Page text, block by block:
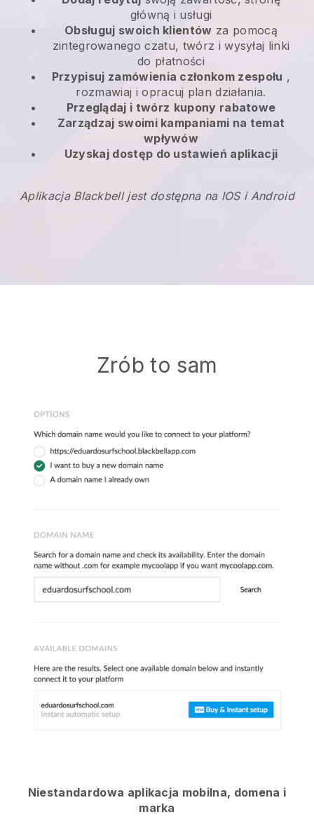
główną i usługi
Obsługuj swoich klientów za pomocą
zintegrowanego czatu, twórz i wysyłaj linki
do płatności
Przypisuj zamówienia członkom zespołu ,
rozmawiaj i opracuj plan działania.
Przeglądaj i twórz kupony rabatowe
Zarządzaj swoimi kampaniami na temat
wpływów
Uzyskaj dostęp do ustawień aplikacji
Aplikacja Blackbell jest dostępna na IOS i Android
Zrób to sam
Niestandardowa aplikacja mobilna, domena i
marka